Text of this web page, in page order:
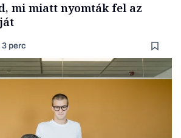
mi miatt nyomták fel az
3 perc